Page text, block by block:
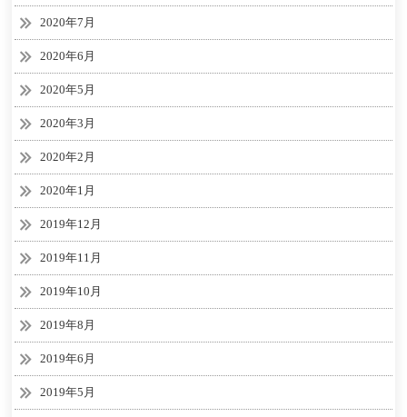
2020年7月
2020年6月
2020年5月
2020年3月
2020年2月
2020年1月
2019年12月
2019年11月
2019年10月
2019年8月
2019年6月
2019年5月